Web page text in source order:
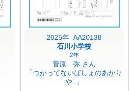
2025年 AA20138
石川小学校
2年
菅原 弥 さん
「つかってないばしょのあかり
や..」